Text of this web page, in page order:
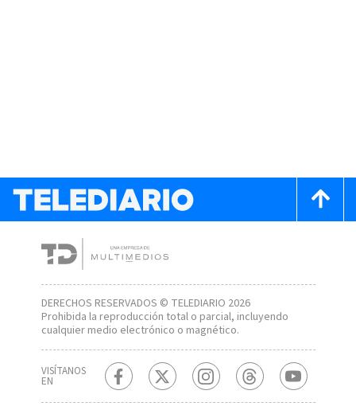
DERECHOS RESERVADOS © TELEDIARIO 2026
Prohibida la reproducción total o parcial, incluyendo
cualquier medio electrónico o magnético.
VISÍTANOS
EN